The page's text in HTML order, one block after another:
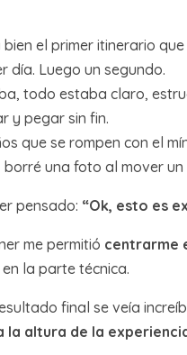
el primer itinerario que
día. Luego un segundo.
todo estaba claro,
y pegar sin fin.
que se rompen con el
borré una foto al mover un
pensado: “Ok, esto es
me permitió centrarme
la parte técnica.
final se veía
la altura de la